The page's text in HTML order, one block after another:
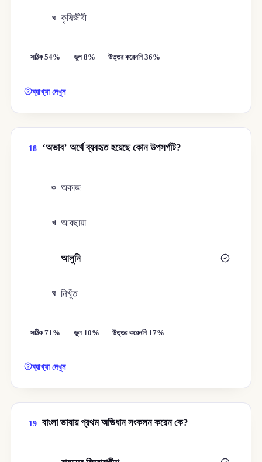
ঘ কৃষিজীবী
সঠিক 54% ভুল 8% উত্তর করেননি 36%
ব্যাখ্যা দেখুন
18 ‘অভাব’ অর্থে ব্যবহৃত হয়েছে কোন উপসর্গটি?
ক অকাজ
খ আবছায়া
আলুনি
ঘ নিখুঁত
সঠিক 71% ভুল 10% উত্তর করেননি 17%
ব্যাখ্যা দেখুন
19 বাংলা ভাষায় প্রথম অভিধান সংকলন করেন কে?